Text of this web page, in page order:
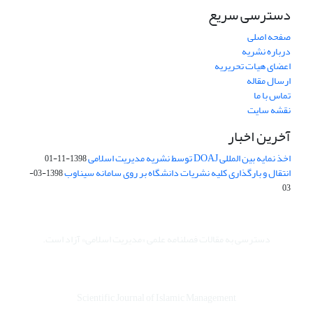
دسترسی سریع
صفحه اصلی
درباره نشریه
اعضای هیات تحریریه
ارسال مقاله
تماس با ما
نقشه سایت
آخرین اخبار
اخذ نمایه بین المللی DOAJ توسط نشریه مدیریت اسلامی 1398-11-01
انتقال و بارگذاری کلیه نشریات دانشگاه بر روی سامانه سیناوب
1398-03-
03